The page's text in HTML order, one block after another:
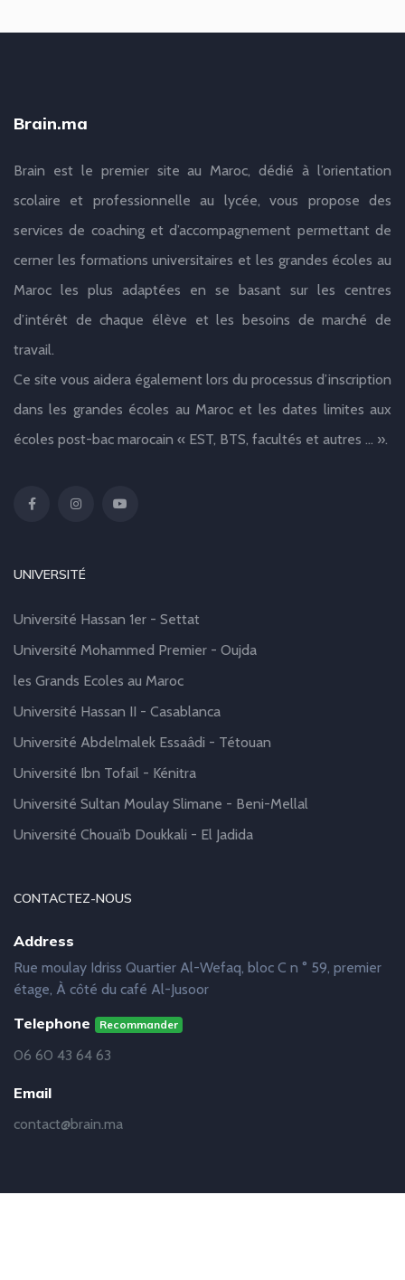
Brain.ma
Brain est le premier site au Maroc, dédié à l’orientation
scolaire et professionnelle au lycée, vous propose des
services de coaching et d’accompagnement permettant de
cerner les formations universitaires et les grandes écoles au
Maroc les plus adaptées en se basant sur les centres
d’intérêt de chaque élève et les besoins de marché de
travail.
Ce site vous aidera également lors du processus d’inscription
dans les grandes écoles au Maroc et les dates limites aux
écoles post-bac marocain « EST, BTS, facultés et autres … ».
UNIVERSITÉ
Université Hassan 1er - Settat
Université Mohammed Premier - Oujda
les Grands Ecoles au Maroc
Université Hassan II - Casablanca
Université Abdelmalek Essaâdi - Tétouan
Université Ibn Tofail - Kénitra
Université Sultan Moulay Slimane - Beni-Mellal
Université Chouaïb Doukkali - El Jadida
CONTACTEZ-NOUS
Address
Rue moulay Idriss Quartier Al-Wefaq, bloc C n ° 59, premier
étage, À côté du café Al-Jusoor
Telephone Recommander
06 60 43 64 63
Email
contact@brain.ma